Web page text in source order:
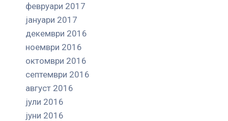
февруари 2017
јануари 2017
декември 2016
ноември 2016
октомври 2016
септември 2016
август 2016
јули 2016
јуни 2016